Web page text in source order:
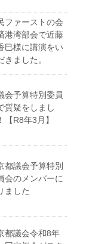
ファーストの会
港湾部会で近藤
巳様に講演をい
きました。
会予算特別委員
質疑をしまし
【R8年3月】
都議会予算特別
会のメンバーに
ました
都議会令和8年